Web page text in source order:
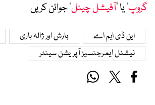
گروپ‘ یا ’آفیشل چینل‘ جوائن کریں
این ڈی ایم اے بارش اور ژالہ باری
نیشنل ایمرجنسیز آپریشن سینٹر